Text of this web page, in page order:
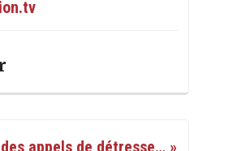
appels de détresse… »